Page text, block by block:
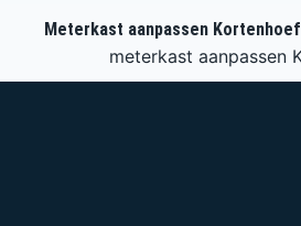
Meterkast aanpassen
meterkast aanpassen